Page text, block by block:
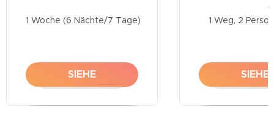
1 Woche (6 Nächte/7 Tage)
SIEHE
1 Weg, 2
SIEHE